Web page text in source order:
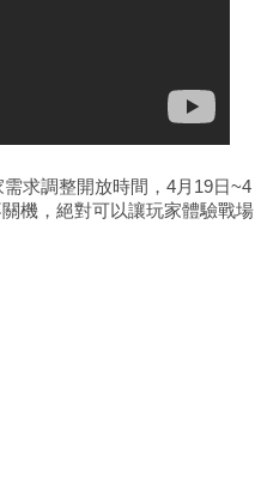
求調整開放時間，4月19日~4
機，絕對可以讓玩家體驗戰場